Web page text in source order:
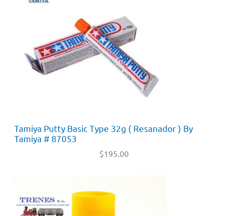
Tamiya Putty Basic Type 32g ( Resanador ) By
Tamiya # 87053
$195.00